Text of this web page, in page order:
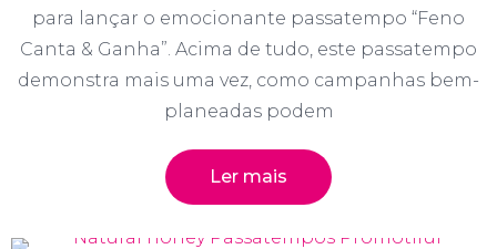
para lançar o emocionante passatempo “Feno
Canta & Ganha”. Acima de tudo, este passatempo
demonstra mais uma vez, como campanhas bem-
planeadas podem
Ler mais